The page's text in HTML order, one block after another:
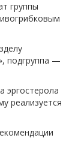
группы
подгруппа —
эргостерола
реализуется